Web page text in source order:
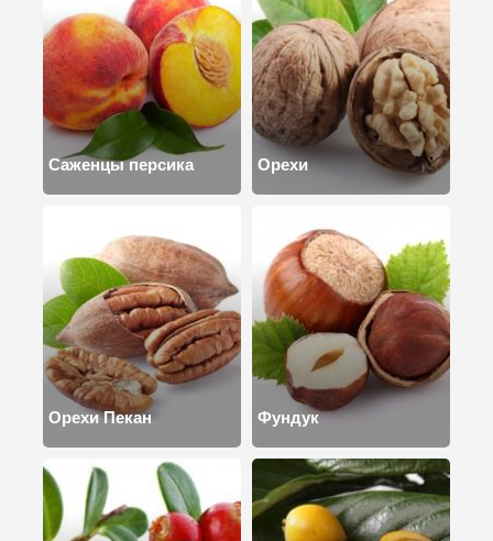
Саженцы персика Орехи
Орехи Пекан Фундук